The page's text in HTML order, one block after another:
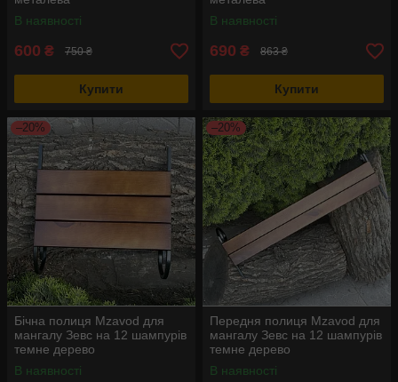
В наявності
600 ₴ 750 ₴
Купити
В наявності
690 ₴ 863 ₴
Купити
–20%
Бічна полиця Mzavod для
мангалу Зевс на 12 шампурів
темне дерево
В наявності
–20%
Передня полиця Mzavod для
мангалу Зевс на 12 шампурів
темне дерево
В наявності